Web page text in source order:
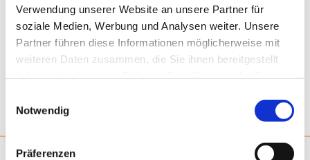
Verwendung unserer Website an unsere Partner für
soziale Medien, Werbung und Analysen weiter. Unsere
Partner führen diese Informationen möglicherweise mit
weiteren Daten zusammen, die Sie ihnen bereitgestellt
Notwendig
Präferenzen